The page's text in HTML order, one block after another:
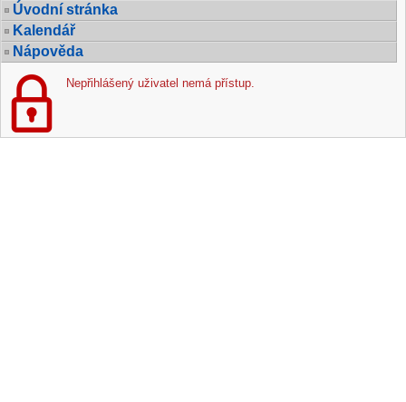
Úvodní stránka
Kalendář
Nápověda
Nepřihlášený uživatel nemá přístup.